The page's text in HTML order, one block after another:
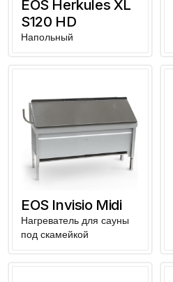
EOS Herkules XL
S120 HD
Напольный
EOS Invisio Midi
Нагреватель для сауны
под скамейкой